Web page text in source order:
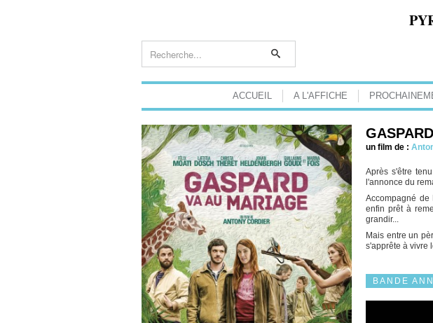
ACCUEIL A L'AFFICHE
un film de :
Après s'être
l'annonce du
Accompagné
enfin prêt à
grandir...
Mais entre un
s'apprête à vivre
BANDE